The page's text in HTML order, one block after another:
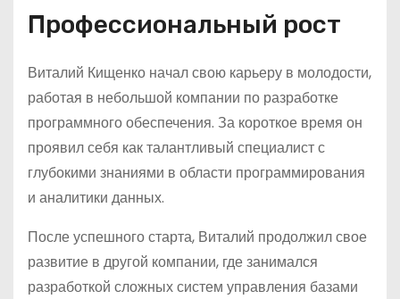
Профессиональный рост
Виталий Кищенко начал свою карьеру в молодости,
работая в небольшой компании по разработке
программного обеспечения. За короткое время он
проявил себя как талантливый специалист с
глубокими знаниями в области программирования
и аналитики данных.
После успешного старта, Виталий продолжил свое
развитие в другой компании, где занимался
разработкой сложных систем управления базами